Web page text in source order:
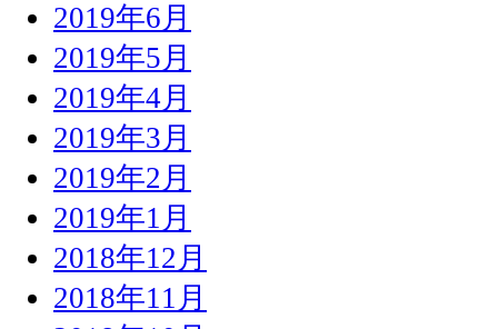
2019年6月
2019年5月
2019年4月
2019年3月
2019年2月
2019年1月
2018年12月
2018年11月